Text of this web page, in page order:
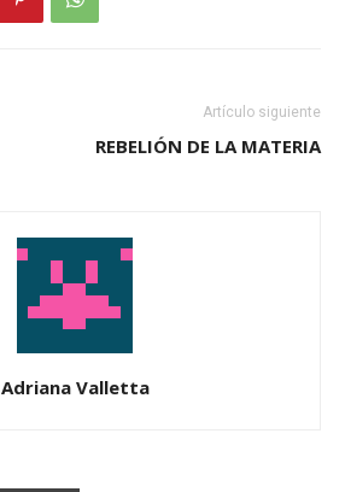
Artículo siguiente
REBELIÓN DE LA MATERIA
Adriana Valletta